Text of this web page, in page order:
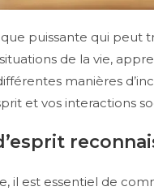
puissante qui peut
de la vie,
manières
et vos interactions
il est essentiel de